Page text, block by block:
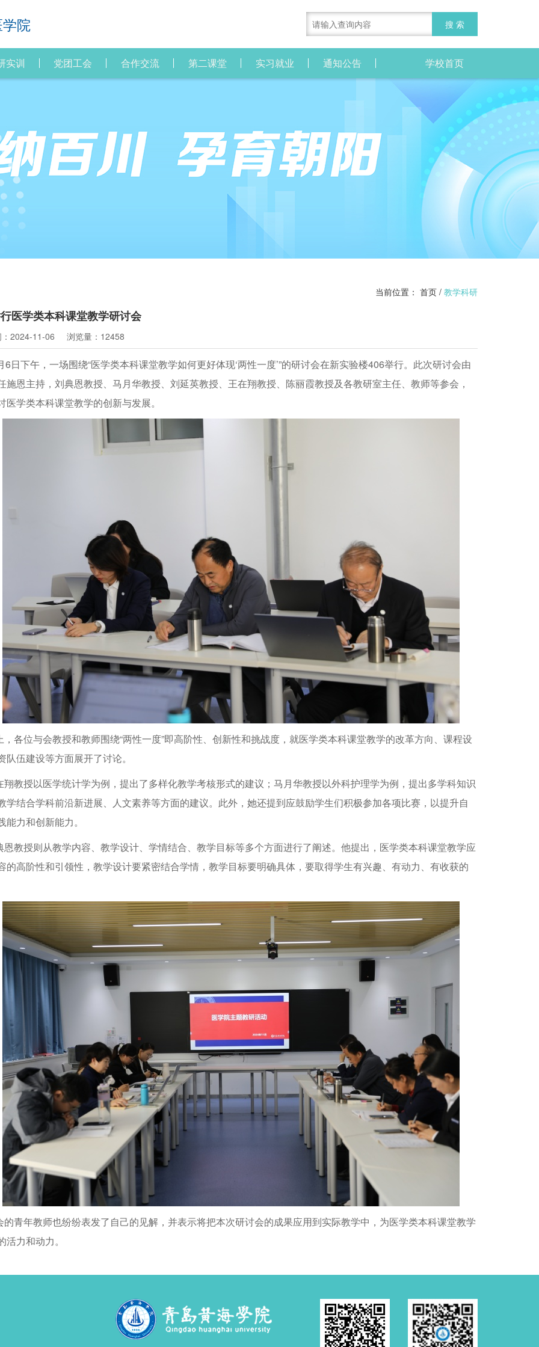
院
实训 党团工会 合作交流 第二课堂 实习就业 通知公告 学校首页
当前位置： 首页 / 教学科研
医学类本科课堂教学研讨会
2024-11-06 浏览量：12458
6日下午，一场围绕“医学类本科课堂教学如何更好体现‘两性一度’”的研讨会在新实验楼406举行。此次研讨会由
施恩主持，刘典恩教授、马月华教授、刘延英教授、王在翔教授、陈丽霞教授及各教研室主任、教师等参会，
医学类本科课堂教学的创新与发展。
，各位与会教授和教师围绕“两性一度”即高阶性、创新性和挑战度，就医学类本科课堂教学的改革方向、课程设
队伍建设等方面展开了讨论。
翔教授以医学统计学为例，提出了多样化教学考核形式的建议；马月华教授以外科护理学为例，提出多学科知识
学结合学科前沿新进展、人文素养等方面的建议。此外，她还提到应鼓励学生们积极参加各项比赛，以提升自
能力和创新能力。
恩教授则从教学内容、教学设计、学情结合、教学目标等多个方面进行了阐述。他提出，医学类本科课堂教学应
的高阶性和引领性，教学设计要紧密结合学情，教学目标要明确具体，要取得学生有兴趣、有动力、有收获的
的青年教师也纷纷表发了自己的见解，并表示将把本次研讨会的成果应用到实际教学中，为医学类本科课堂教学
活力和动力。